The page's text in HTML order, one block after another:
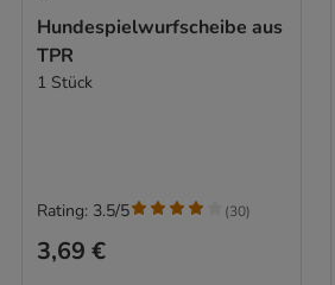
Hundespielwurfscheibe aus
TPR
1 Stück
3,69 €
Rating: 3.5/5 (30)